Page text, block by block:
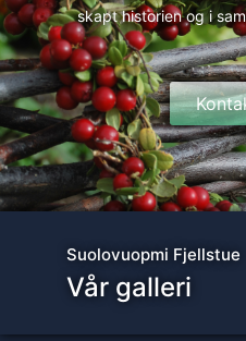
skapt historien og i
Suolovuopmi Fjellstue
Vår galleri